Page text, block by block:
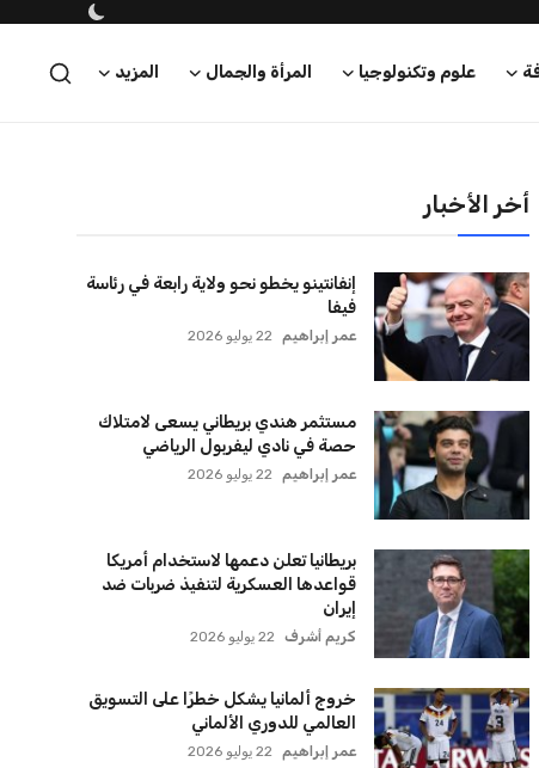
أخر الأخبار
إنفانتينو يخطو نحو ولاية رابعة في رئاسة
فيفا
مستثمر هندي بريطاني يسعى لامتلاك
حصة في نادي ليفربول الرياضي
عمر إبراهيم 22 يوليو 2026
بريطانيا تعلن دعمها لاستخدام أمريكا
قواعدها العسكرية لتنفيذ ضربات ضد
إيران
كريم أشرف
خروج ألمانيا يشكل خطرًا على التسويق
العالمي للدوري الألماني
عمر إبراهيم 22 يوليو 2026